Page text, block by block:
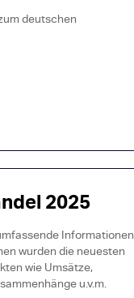
deutschen
2025
Informationen
wurden die neuesten
wie Umsätze,
u.v.m.